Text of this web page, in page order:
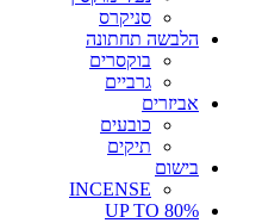
סניקרס
הלבשה תחתונה
בוקסרים
גרביים
אביזרים
כובעים
תיקים
בישום
INCENSE
UP TO 80%